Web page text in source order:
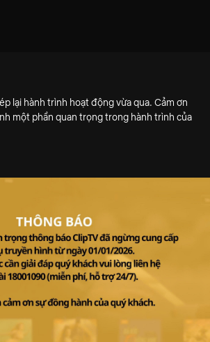
lại hành trình hoạt động vừa qua. Cảm ơn
một phần quan trọng trong hành trình của